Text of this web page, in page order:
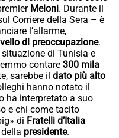
Meloni. Durante il
Corriere della Sera – è
l’allarme,
di preoccupazione.
di Tunisia e
contare 300 mila
sarebbe il dato più alto
hanno notato il
ha interpretato a suo
e chi come tacito
di Fratelli d’Italia
presidente.